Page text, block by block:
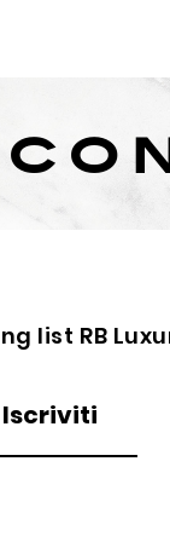
list RB
Iscriviti